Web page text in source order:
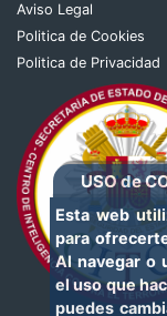
USO de
Esta web
para
Al navegar o
el uso que
puedes
Aviso Legal
Politica de Cookies
Politica de Privacidad